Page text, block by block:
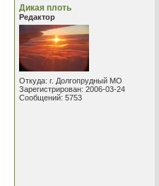
Дикая плоть
Редактор
Откуда: г. Долгопрудный МО
Зарегистрирован: 2006-03-24
Сообщений: 5753